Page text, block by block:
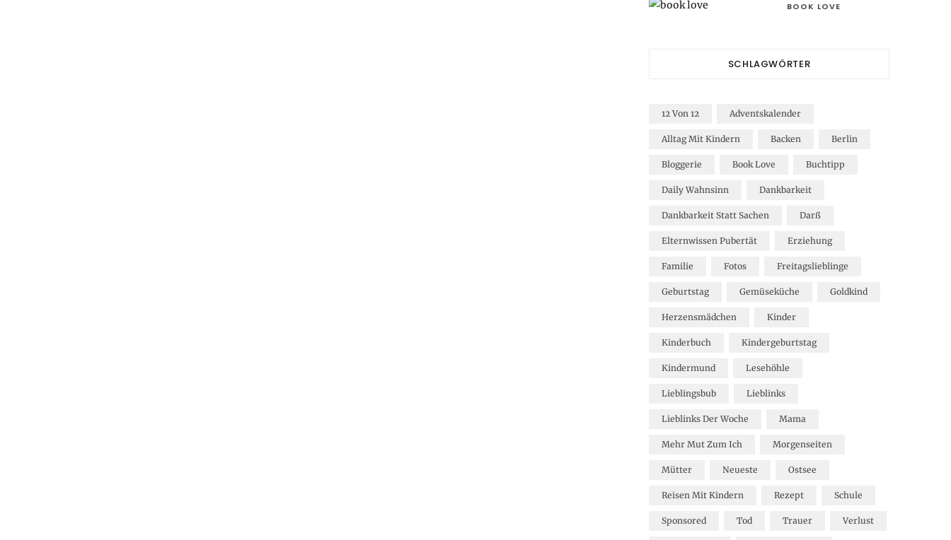
BOOK LOVE
SCHLAGWÖRTER
12 Von 12 Adventskalender
Alltag Mit Kindern Backen Berlin
Bloggerie Book Love Buchtipp
Daily Wahnsinn Dankbarkeit
Dankbarkeit Statt Sachen Darß
Elternwissen Pubertät Erziehung
Familie Fotos Freitagslieblinge
Geburtstag Gemüseküche Goldkind
Herzensmädchen Kinder
Kinderbuch Kindergeburtstag
Kindermund Lesehöhle
Lieblingsbub Lieblinks
Lieblinks Der Woche Mama
Mehr Mut Zum Ich Morgenseiten
Mütter Neueste Ostsee
Reisen Mit Kindern Rezept Schule
Sponsored Tod Trauer Verlust